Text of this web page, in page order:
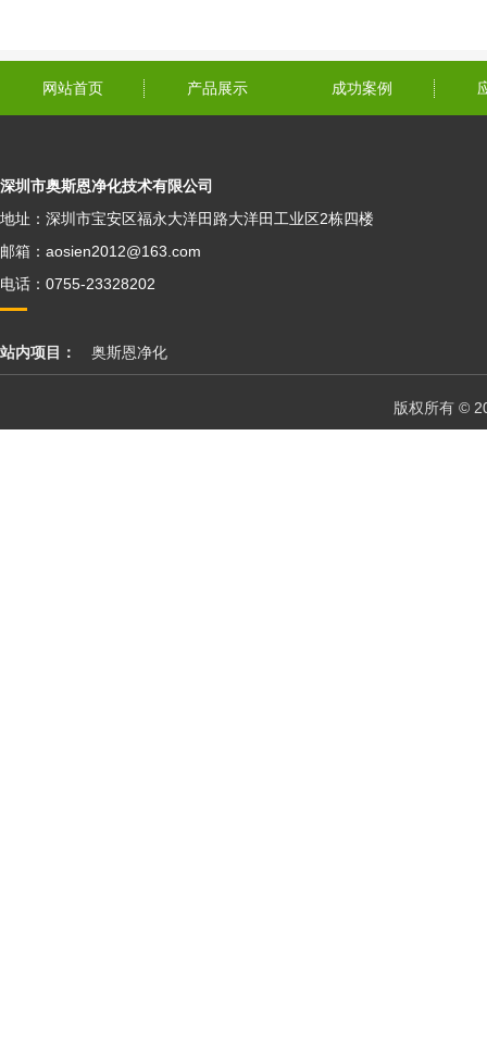
网站首页 产品展示 成功案例
深圳市奥斯恩净化技术有限公司
地址：深圳市宝安区福永大洋田路大洋田工业区2栋四楼
邮箱：aosien2012@163.com
电话：0755-23328202
站内项目： 奥斯恩净化
版权所有 ©